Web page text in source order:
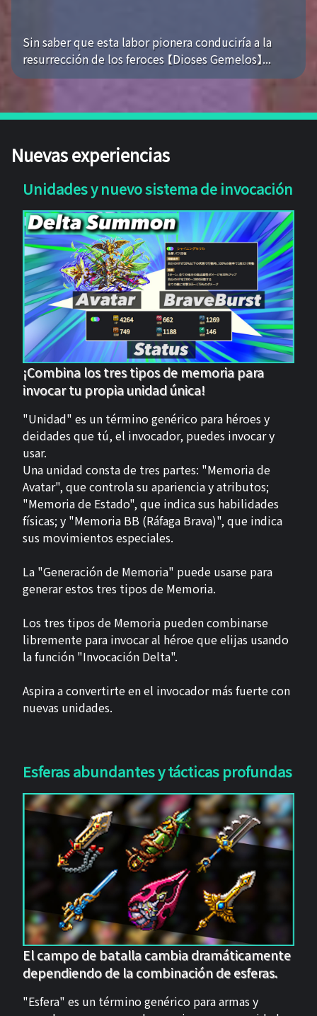
Sin saber que esta labor pionera conduciría a la
resurrección de los feroces 【Dioses Gemelos】...
Nuevas experiencias
Unidades y nuevo sistema de invocación
¡Combina los tres tipos de memoria para
invocar tu propia unidad única!
"Unidad" es un término genérico para héroes y
deidades que tú, el invocador, puedes invocar y
usar.
Una unidad consta de tres partes: "Memoria de
Avatar", que controla su apariencia y atributos;
"Memoria de Estado", que indica sus habilidades
físicas; y "Memoria BB (Ráfaga Brava)", que indica
sus movimientos especiales.
La "Generación de Memoria" puede usarse para
generar estos tres tipos de Memoria.
Los tres tipos de Memoria pueden combinarse
libremente para invocar al héroe que elijas usando
la función "Invocación Delta".
Aspira a convertirte en el invocador más fuerte con
nuevas unidades.
Esferas abundantes y tácticas profundas
El campo de batalla cambia dramáticamente
dependiendo de la combinación de esferas.
"Esfera" es un término genérico para armas y